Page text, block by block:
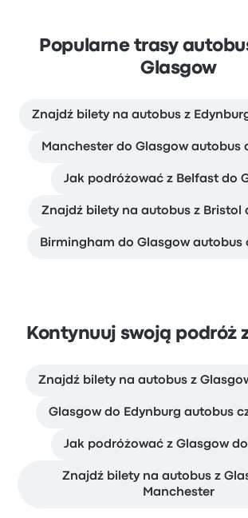
Popularne trasy
Glasgow
Znajdź bilety na autobus z
Manchester do Glasgow autobus
Jak podróżować z Belfast do
Znajdź bilety na autobus z Bristol
Birmingham do Glasgow autobus
Kontynuuj swoją podróż
Znajdź bilety na autobus z
Glasgow do Edynburg autobus
Jak podróżować z Glasgow
Znajdź bilety na autobus z
Manchester